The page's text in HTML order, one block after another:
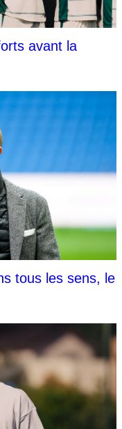
avant la
tous les sens, le